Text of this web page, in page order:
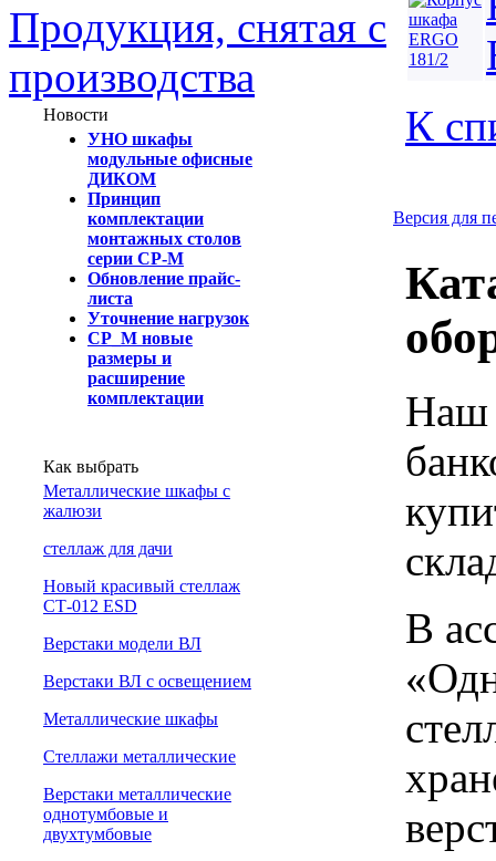
Продукция, снятая с
производства
Новости
УНО шкафы
модульные офисные
ДИКОМ
Принцип
комплектации
монтажных столов
серии СР-М
Обновление прайс-
листа
Уточнение нагрузок
СР_М новые
размеры и
расширение
комплектации
Как выбрать
Металлические шкафы с
жалюзи
cтеллаж для дачи
Новый красивый стеллаж
СТ-012 ESD
Верстаки модели ВЛ
Верстаки ВЛ с освещением
Металлические шкафы
Стеллажи металлические
Верстаки металлические
однотумбовые и
двухтумбовые
К
Версия для
Наш
В